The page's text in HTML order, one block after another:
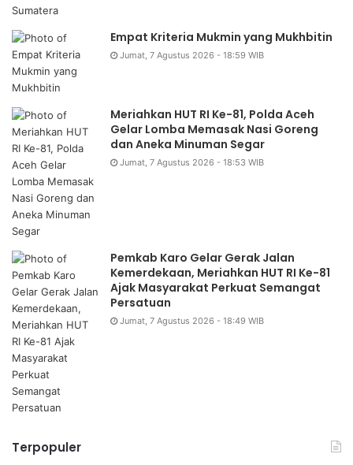
Empat Kriteria Mukmin yang Mukhbitin
Jumat, 7 Agustus 2026 - 18:59 WIB
Meriahkan HUT RI Ke-81, Polda Aceh
Gelar Lomba Memasak Nasi Goreng
dan Aneka Minuman Segar
Jumat, 7 Agustus 2026 - 18:53 WIB
Pemkab Karo Gelar Gerak Jalan
Kemerdekaan, Meriahkan HUT RI Ke-81
Ajak Masyarakat Perkuat Semangat
Persatuan
Jumat, 7 Agustus 2026 - 18:49 WIB
Terpopuler